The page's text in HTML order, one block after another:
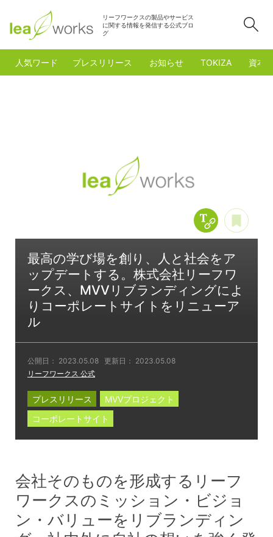
リーフワークスの製品やサービス
に関する情報を発信する公式ブロ
グ
人気ワード プレスリリース お知らせ TOKIZA 資本
最高の学び場を創り、人と社会をア
ップデートする。株式会社リーフワ
ークス、MVVリブランディングによ
りコーポレートサイトをリニューア
ル
公開日： 2023.05.08 更新日： 2023.05.08
リーフワークス 公式
Copy Title &
プレスリリース
MVVプロジェクト
コーポレートサイト
会社そのものを形成するリーフ
ワークスのミッション・ビジョ
ン・バリューをリブランディン